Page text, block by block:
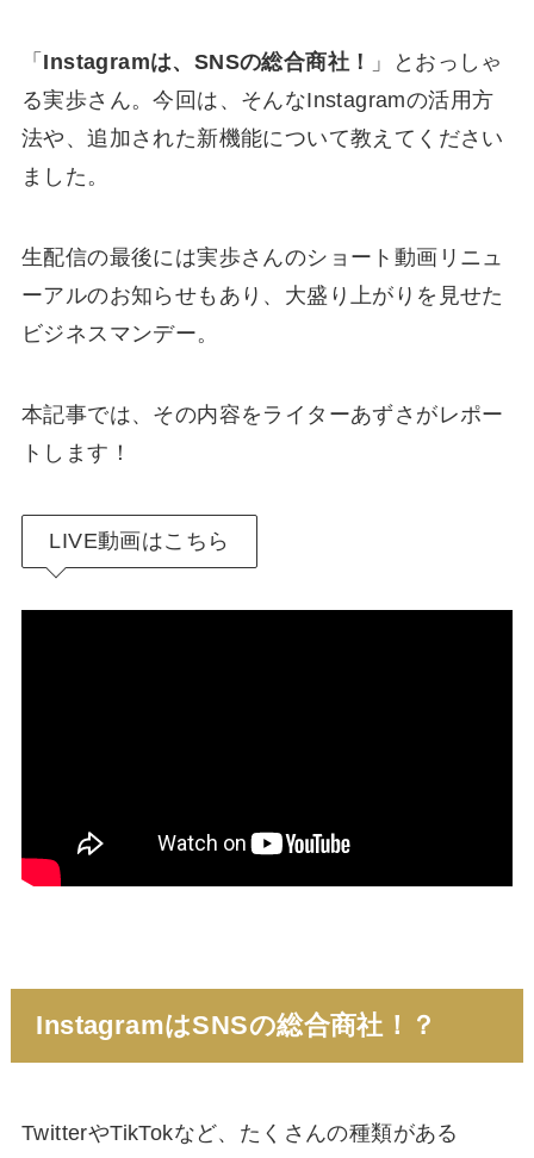
「 Instagramは、SNSの総合商社！
」とおっしゃ
る実歩さん。今回は、そんなInstagramの活用方
法や、追加された新機能について教えてください
ました。
生配信の最後には実歩さんのショート動画リニュ
ーアルのお知らせもあり、大盛り上がりを見せた
ビジネスマンデー。
本記事では、その内容をライターあずさがレポー
トします！
LIVE動画はこちら
InstagramはSNSの総合商社！？
TwitterやTikTokなど、たくさんの種類がある